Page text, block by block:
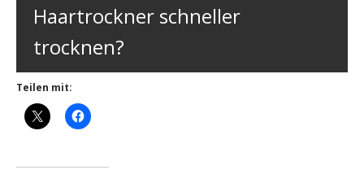
Haartrockner schneller
trocknen?
Teilen mit: